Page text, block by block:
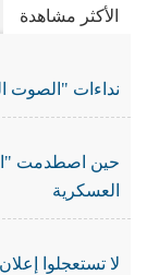
الأكثر مشاهدة
نداءات "الصوت
حين اصطدمت
العسكرية
لا تستعجلوا